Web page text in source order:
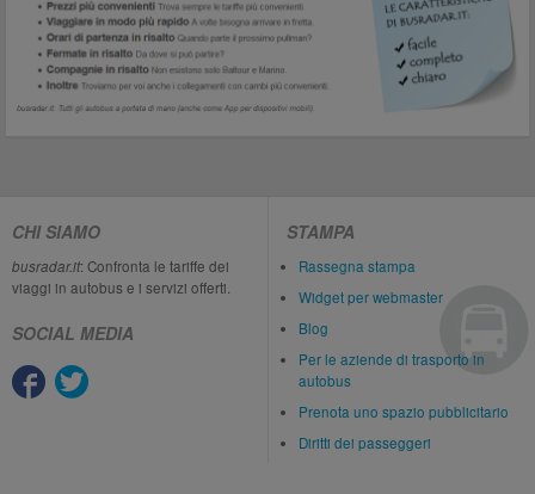
CHI SIAMO
busradar.it: Confronta le tariffe dei
viaggi in autobus e i servizi offerti.
SOCIAL MEDIA
STAMPA
Rassegna stampa
Widget per webmaster
Blog
Per le aziende di trasporto in
autobus
Prenota uno spazio pubblicitario
Diritti dei passeggeri